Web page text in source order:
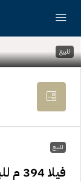
للبيع
للبيع
فيلا 394 م للبيع في كمبوند بادية 6 أكتوبر